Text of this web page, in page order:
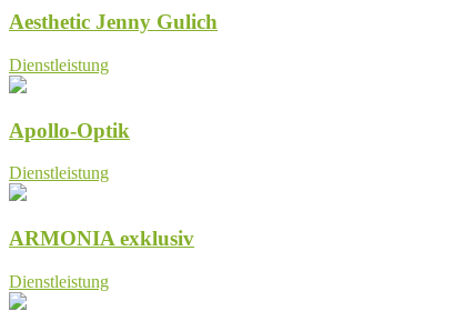
Aesthetic Jenny Gulich
Dienstleistung
Apollo-Optik
Dienstleistung
ARMONIA exklusiv
Dienstleistung